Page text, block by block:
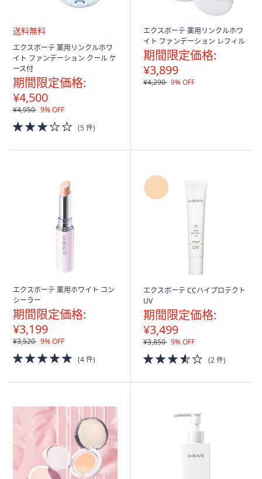
送
料
無
料
エクスボーテ 薬用リンクルホワ
イト ファンデーション クール ケ
ース付
期間限定価格:
¥4,500
¥4,950 9% OFF
3.0
of
(5 件)
エクスボーテ 薬用リンクルホワ
イト ファンデーション レフィル
期間限定価格:
¥3,899
¥4,290 9% OFF
エクスボーテ 薬用ホワイト コン
シーラー
期間限定価格:
¥3,199
¥3,520 9% OFF
5.0
of
(4 件)
エクスボーテ CCハイプロテクト
UV
期間限定価格:
¥3,499
¥3,850 9% OFF
3.5
of
(2 件)